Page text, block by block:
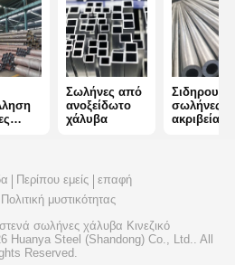
Κελύβδου
Σωλήνες από
ανοξείδωτο
χάλυβα
σωλήνες
ακριβείας
Περίπου εμείς
επαφή
Πολιτική μυστικότητας
σωλήνες χάλυβα Κινεζικό
Huanya Steel (Shandong) Co., Ltd.. All
Reserved.